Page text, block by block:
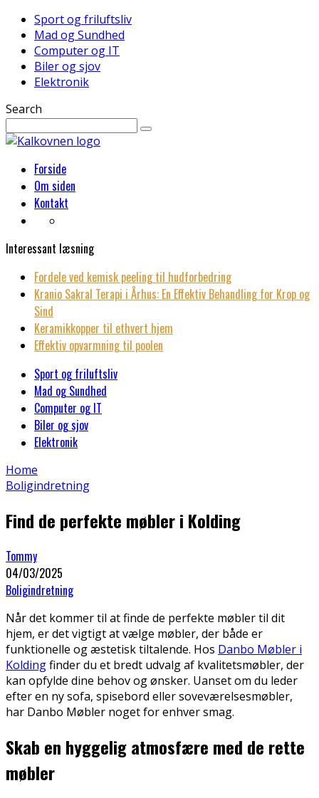
Sport og friluftsliv
Mad og Sundhed
Computer og IT
Biler og sjov
Elektronik
Search
Forside
Om siden
Kontakt
Interessant læsning
Fordele ved kemisk peeling til hudforbedring
Kranio Sakral Terapi i Århus: En Effektiv Behandling for Krop og
Sind
Keramikkopper til ethvert hjem
Effektiv opvarmning til poolen
Sport og friluftsliv
Mad og Sundhed
Computer og IT
Biler og sjov
Elektronik
Home
Boligindretning
Find de perfekte møbler i Kolding
Tommy
04/03/2025
Boligindretning
Når det kommer til at finde de perfekte møbler til dit
hjem, er det vigtigt at vælge møbler, der både er
funktionelle og æstetisk tiltalende. Hos Danbo Møbler i
Koldingfinder du et bredt udvalg af kvalitetsmøbler, der
kan opfylde dine behov og ønsker. Uanset om du leder
efter en ny sofa, spisebord eller soveværelsesmøbler,
har Danbo Møbler noget for enhver smag.
Skab en hyggelig atmosfære med de rette
møbler